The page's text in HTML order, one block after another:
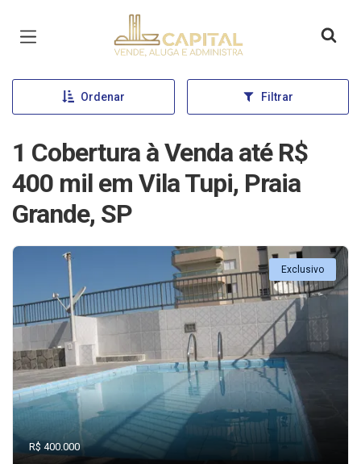
Página inicial
Ordenar Filtrar
1 Cobertura à Venda até R$
400 mil em Vila Tupi, Praia
Grande, SP
Exclusivo
R$ 400.000